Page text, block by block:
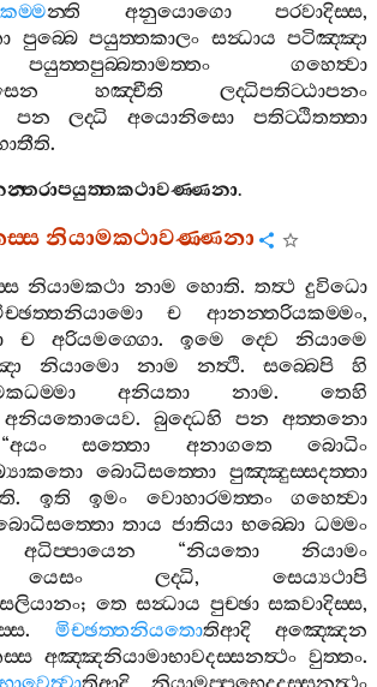
කම‍්මන‍්ති අනුයොගො පරවාදිස‍්ස,
පුබ‍්බෙ පයුත‍්තකාලං සන්‍ධාය පටිඤ‍්ඤා
පයුත‍්තපුබ‍්බතාමත‍්තං
ගහෙත්‍වා
හඤ‍්චීති
ලද‍්ධිපතිට‍්ඨාපනං
පන ලද‍්ධි අයොනිසො
පතිට‍්ඨිතත‍්තා
.
.
නියාමකථාවණ‍්ණනා
නියාමකථා නාම හොති.තත්‍ථ දුවිධො
ච ආනන‍්තරියකම‍්මං,
ච අරියමග‍්ගො. ඉමෙ ද‍්වෙ
නියාමෙ
නියාමො නාම නත්‍ථි. සබ‍්බෙපි
හි
අනියතා නාම. තෙහි
අනියතොයෙව. බුද‍්ධෙහි පන
අත‍්තනො
අයං සත‍්තො අනාගතෙ
බොධිං
බොධිසත‍්තො පුඤ‍්ඤුස‍්සදත‍්තා
. ඉති ඉමං වොහාරමත‍්තං
ගහෙත්‍වා
තාය ජාතියා භබ‍්බො ධම‍්මං
අධිප‍්පායෙන “නියතො
නියාමං
යෙසං ලද‍්ධි,සෙය්‍යථාපි
; තෙ සන්‍ධාය පුච‍්ඡා සකවාදිස‍්ස,
. මිච‍්ඡත‍්තනියතොතිආදි
අඤ‍්ඤෙන
අඤ‍්ඤනියාමාභාවදස‍්සනත්‍ථං වුත‍්තං.